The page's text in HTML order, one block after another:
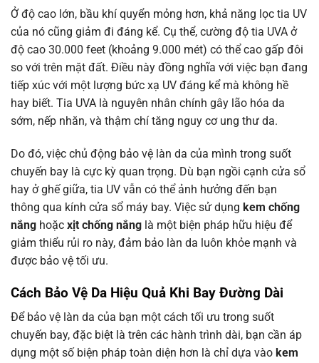
Ở độ cao lớn, bầu khí quyển mỏng hơn, khả năng lọc tia UV
của nó cũng giảm đi đáng kể. Cụ thể, cường độ tia UVA ở
độ cao 30.000 feet (khoảng 9.000 mét) có thể cao gấp đôi
so với trên mặt đất. Điều này đồng nghĩa với việc bạn đang
tiếp xúc với một lượng bức xạ UV đáng kể mà không hề
hay biết. Tia UVA là nguyên nhân chính gây lão hóa da
sớm, nếp nhăn, và thậm chí tăng nguy cơ ung thư da.
Do đó, việc chủ động bảo vệ làn da của mình trong suốt
chuyến bay là cực kỳ quan trọng. Dù bạn ngồi cạnh cửa sổ
hay ở ghế giữa, tia UV vẫn có thể ảnh hưởng đến bạn
thông qua kính cửa sổ máy bay. Việc sử dụng kem chống
nắng hoặc xịt chống nắng là một biện pháp hữu hiệu để
giảm thiểu rủi ro này, đảm bảo làn da luôn khỏe mạnh và
được bảo vệ tối ưu.
Cách Bảo Vệ Da Hiệu Quả Khi Bay Đường Dài
Để bảo vệ làn da của bạn một cách tối ưu trong suốt
chuyến bay, đặc biệt là trên các hành trình dài, bạn cần áp
dụng một số biện pháp toàn diện hơn là chỉ dựa vào kem